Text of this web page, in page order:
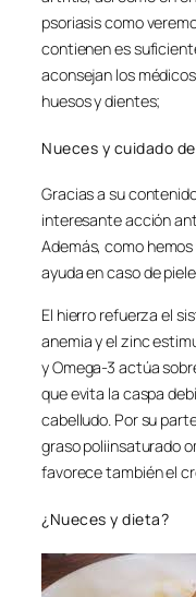
psoriasis como
contienen es
aconsejan los
huesos y dientes;
Nueces y cuidado
Gracias a su
interesante acción
Además, como
ayuda en caso de
El hierro refuerza el
anemia y el zinc
y Omega-3 actúa
que evita la caspa
cabelludo. Por su
graso poliinsaturado
favorece también el
¿Nueces y dieta?